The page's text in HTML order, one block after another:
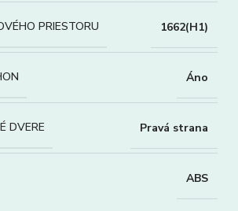
PRIESTORU 1662(H1)
Áno
DVERE Pravá strana
ABS